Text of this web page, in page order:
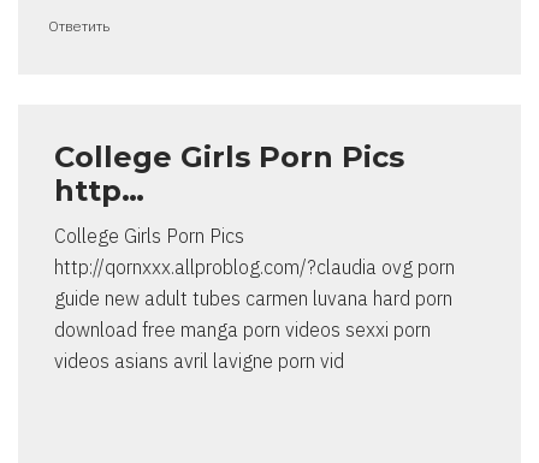
Ответить
College Girls Porn Pics
http…
College Girls Porn Pics
http://qornxxx.allproblog.com/?claudia ovg porn
guide new adult tubes carmen luvana hard porn
download free manga porn videos sexxi porn
videos asians avril lavigne porn vid